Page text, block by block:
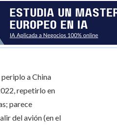
a China
repetirlo en
parece
del avión (en el